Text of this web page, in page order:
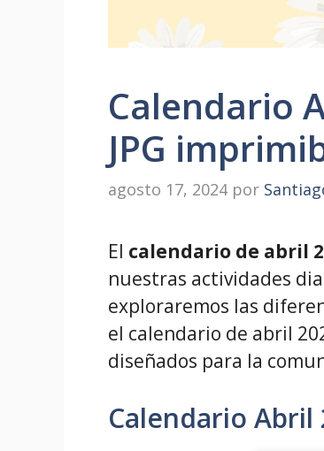
Calendario
JPG
agosto 17, 2024 por
El calendario de abril
nuestras actividades
exploraremos las
el calendario de abril
diseñados para la
Calendario Abril